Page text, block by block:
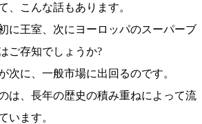
、こんな話もあります。
に王室、次にヨーロッパのスーパーブ
ご存知でしょうか?
次に、一般市場に出回るのです。
は、長年の歴史の積み重ねによって流
います。